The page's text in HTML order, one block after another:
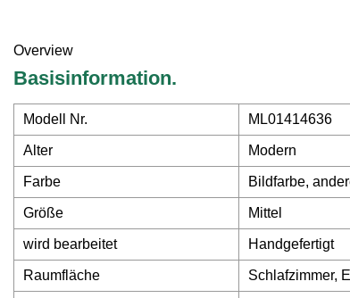
Overview
Basisinformation.
Modell Nr. ML01414636
Alter Modern
Farbe Bildfarbe,
Größe Mittel
wird bearbeitet Handgefertigt
Raumfläche Schlafzimmer,